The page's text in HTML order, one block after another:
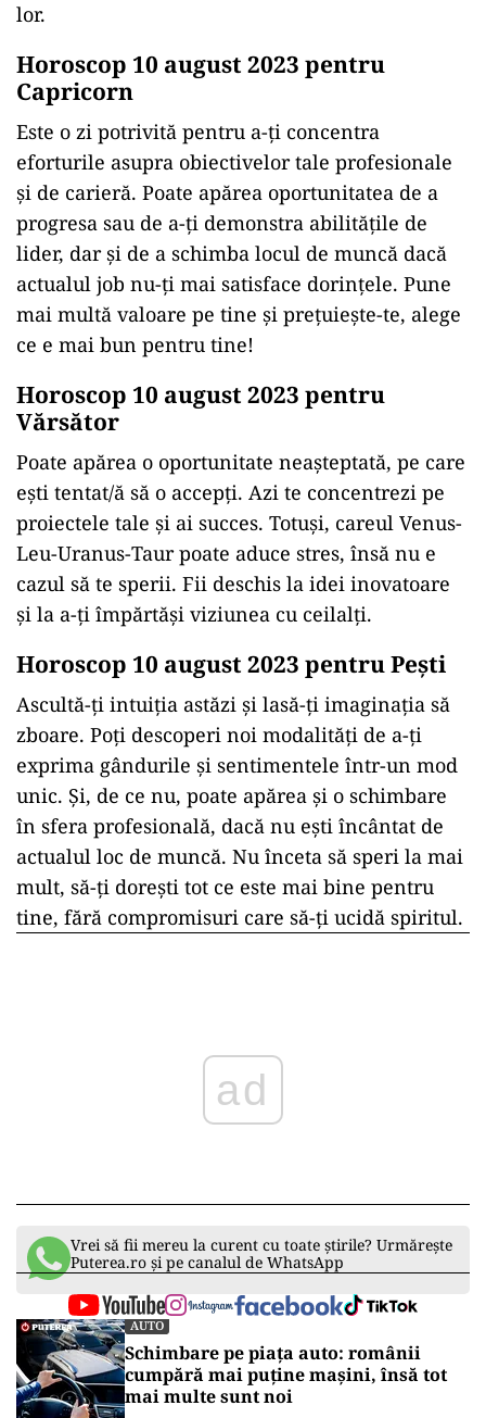
lor.
Horoscop 10 august 2023 pentru
Capricorn
Este o zi potrivită pentru a-ți concentra
eforturile asupra obiectivelor tale profesionale
și de carieră. Poate apărea oportunitatea de a
progresa sau de a-ți demonstra abilitățile de
lider, dar și de a schimba locul de muncă dacă
actualul job nu-ți mai satisface dorințele. Pune
mai multă valoare pe tine și prețuiește-te, alege
ce e mai bun pentru tine!
Horoscop 10 august 2023 pentru
Vărsător
Poate apărea o oportunitate neașteptată, pe care
ești tentat/ă să o accepți. Azi te concentrezi pe
proiectele tale și ai succes. Totuși, careul Venus-
Leu-Uranus-Taur poate aduce stres, însă nu e
cazul să te sperii. Fii deschis la idei inovatoare
și la a-ți împărtăși viziunea cu ceilalți.
Horoscop 10 august 2023 pentru Peşti
Ascultă-ți intuiția astăzi și lasă-ți imaginația să
zboare. Poți descoperi noi modalități de a-ți
exprima gândurile și sentimentele într-un mod
unic. Și, de ce nu, poate apărea și o schimbare
în sfera profesională, dacă nu ești încântat de
actualul loc de muncă. Nu înceta să speri la mai
mult, să-ți dorești tot ce este mai bine pentru
tine, fără compromisuri care să-ți ucidă spiritul.
ad
Vrei să fii mereu la curent cu toate știrile? Urmărește
Puterea.ro și pe canalul de WhatsApp
AUTO
Schimbare pe piața auto: românii
cumpără mai puține mașini, însă tot
mai multe sunt noi